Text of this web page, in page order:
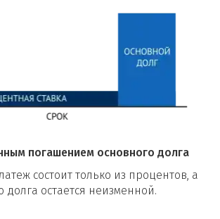
погашением основного долга
состоит только из процентов, а
долга остается неизменной.